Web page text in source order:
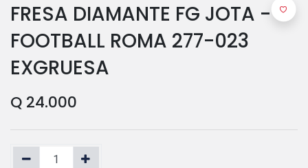
FRESA DIAMANTE FG JOTA -
FOOTBALL ROMA 277-023
EXGRUESA
Q 24.000